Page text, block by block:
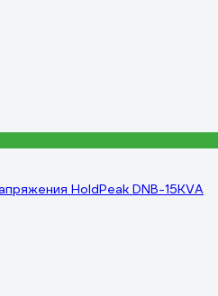
HoldPeak DNB-15KVA